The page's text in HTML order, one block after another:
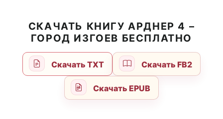
СКАЧАТЬ КНИГУ АРДНЕР 4 –
ГОРОД ИЗГОЕВ БЕСПЛАТНО
Скачать TXT Скачать FB2
Скачать EPUB